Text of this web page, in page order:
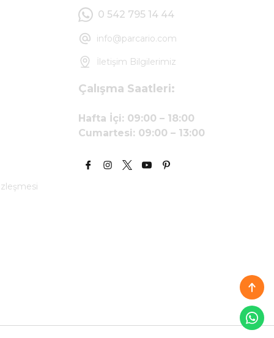
0 542 795 14 44
info@parcario.com
İletişim Bilgilerimiz
Çalışma Saatleri:
Hafta İçi: 09:00 – 18:00
Cumartesi: 09:00 – 13:00